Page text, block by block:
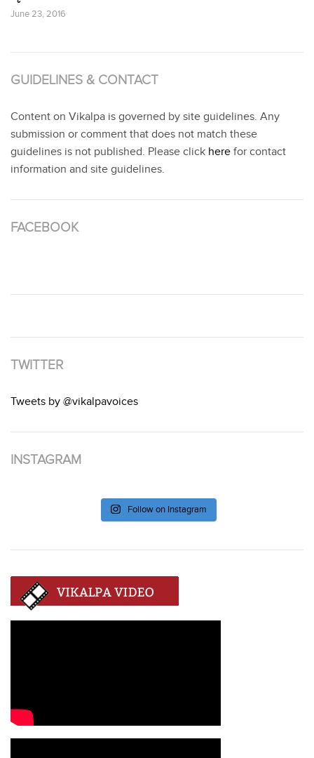
June 23, 2016
GUIDELINES & CONTACT
Content on Vikalpa is governed by site guidelines. Any
submission or comment that does not match these
guidelines is not published. Please click here for contact
information and site guidelines.
FACEBOOK
TWITTER
Tweets by @vikalpavoices
INSTAGRAM
Follow on Instagram